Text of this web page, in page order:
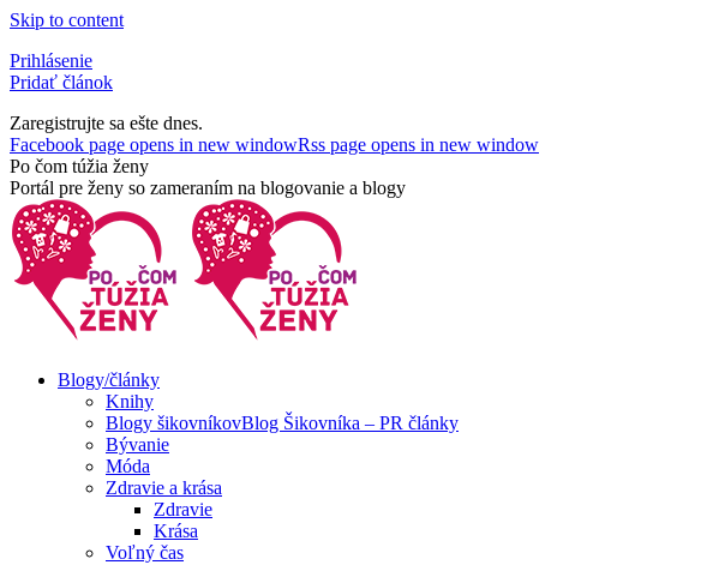
Skip to content
Prihlásenie
Pridať článok
Zaregistrujte sa ešte dnes.
Facebook page opens in new windowRss page opens in new window
Po čom túžia ženy
Portál pre ženy so zameraním na blogovanie a blogy
Blogy/články
Knihy
Blogy šikovníkovBlog Šikovníka – PR články
Bývanie
Móda
Zdravie a krása
Zdravie
Krása
Voľný čas